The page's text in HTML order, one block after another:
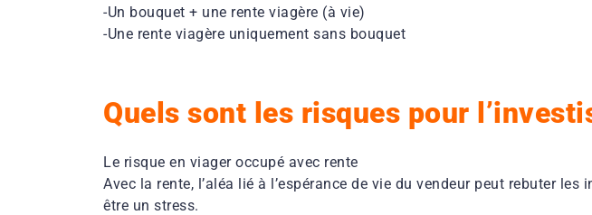
-Un bouquet + une rente viagère (à vie)
-Une rente viagère uniquement sans bouquet
Quels sont les risques pour
Le risque en viager occupé avec rente
Avec la rente, l’aléa lié à l’espérance de vie du vendeur peut rebuter
être un stress.